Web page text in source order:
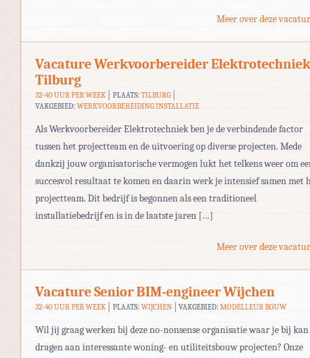
Meer over deze
Vacature Werkvoorbereider Elektrotechniek
Tilburg
32-40 UUR PER WEEK PLAATS: TILBURG
VAKGEBIED: WERKVOORBEREIDING INSTALLATIE
Als Werkvoorbereider Elektrotechniek ben je de verbindende factor
tussen het projectteam en de uitvoering op diverse projecten. Mede
dankzij jouw organisatorische vermogen lukt het telkens weer om
succesvol resultaat te komen en daarin werk je intensief samen met
projectteam. Dit bedrijf is begonnen als een traditioneel
installatiebedrijf en is in de laatste jaren […]
Meer over deze
Vacature Senior BIM-engineer Wijchen
32-40 UUR PER WEEK PLAATS: WIJCHEN VAKGEBIED:MODELLEUR BOUW
Wil jij graag werken bij deze no-nonsense organisatie waar je bij kan
dragen aan interessante woning- en utiliteitsbouw projecten? Onze